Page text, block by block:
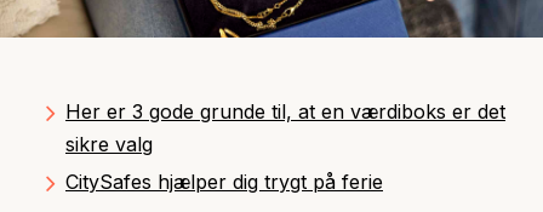
Her er 3 gode grunde til, at en værdiboks er det
sikre valg
CitySafes hjælper dig trygt på ferie